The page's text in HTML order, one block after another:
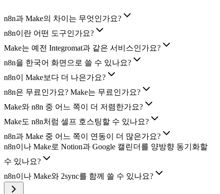
n8n과 Make의 차이는 무엇인가요?
n8n이란 어떤 도구인가요?
Make는 예전 Integromat과 같은 서비스인가요?
n8n을 한국어 화면으로 쓸 수 있나요?
n8n이 Make보다 더 나은가요?
n8n은 무료인가요? Make는 무료인가요?
Make와 n8n 중 어느 쪽이 더 저렴한가요?
Make도 n8n처럼 셀프 호스팅할 수 있나요?
n8n과 Make 중 어느 쪽이 연동이 더 많은가요?
n8n이나 Make로 Notion과 Google 캘린더를 양방향 동기화할
수 있나요?
n8n이나 Make와 2sync를 함께 쓸 수 있나요?